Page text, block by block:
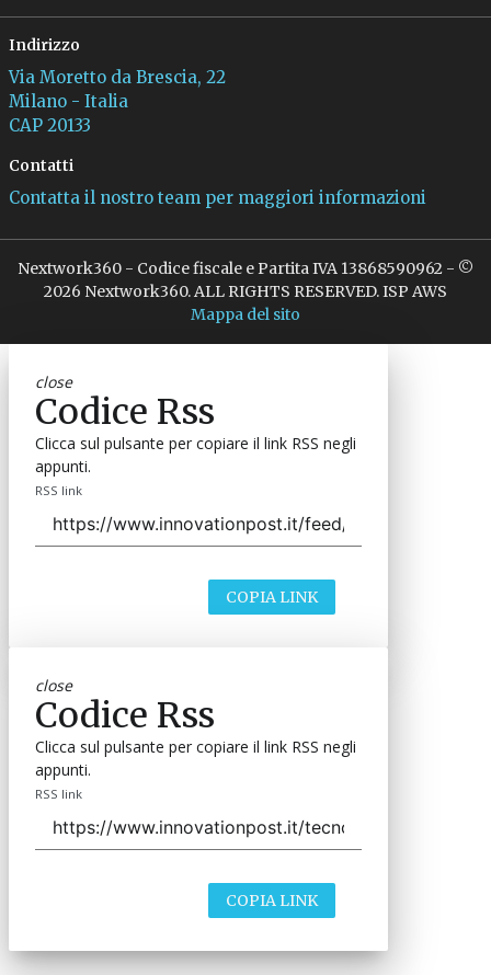
Indirizzo
Via Moretto da Brescia, 22
Milano - Italia
CAP 20133
Contatti
Contatta il nostro team per maggiori informazioni
Nextwork360 - Codice fiscale e Partita IVA 13868590962 - ©
2026 Nextwork360. ALL RIGHTS RESERVED. ISP AWS
Mappa del sito
close
Codice Rss
Clicca sul pulsante per copiare il link RSS negli
appunti.
RSS link
COPIA LINK
close
Codice Rss
Clicca sul pulsante per copiare il link RSS negli
appunti.
RSS link
COPIA LINK